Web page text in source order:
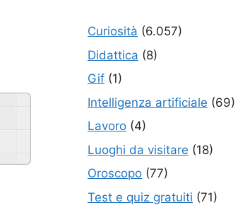
Curiosità (6.057)
Didattica (8)
Gif (1)
Intelligenza artificiale (69)
Lavoro (4)
Luoghi da visitare (18)
Oroscopo (77)
Test e quiz gratuiti (71)